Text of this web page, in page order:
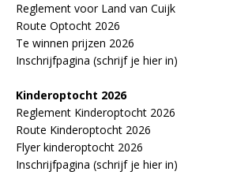
Reglement voor Land van Cuijk
Route Optocht 2026
Te winnen prijzen 2026
Inschrijfpagina (schrijf je hier in)
Kinderoptocht 2026
Reglement Kinderoptocht 2026
Route Kinderoptocht 2026
Flyer kinderoptocht 2026
Inschrijfpagina (schrijf je hier in)